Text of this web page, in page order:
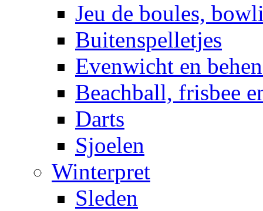
Jeu de boules,
Buitenspelletjes
Evenwicht en
Beachball, frisbee
Darts
Sjoelen
Winterpret
Sleden